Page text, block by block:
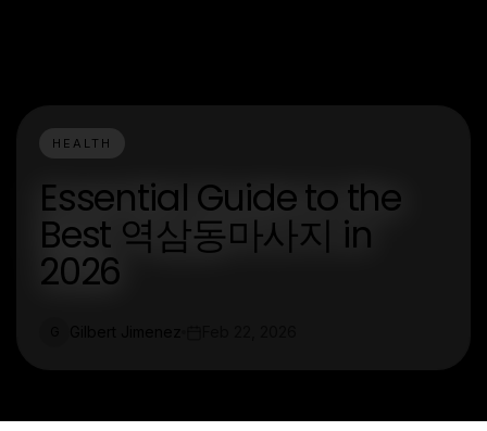
HEALTH
Essential Guide to the
Best 역삼동마사지 in
2026